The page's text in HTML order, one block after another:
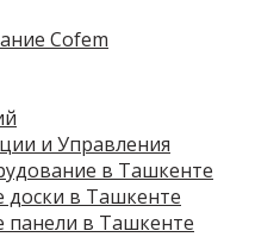
Cofem
и Управления
в Ташкенте
в Ташкенте
панели в Ташкенте